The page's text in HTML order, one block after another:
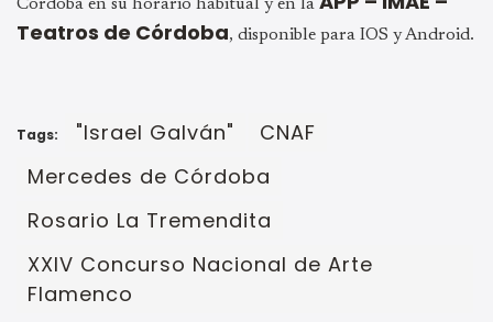
Córdoba en su horario habitual y en la
Teatros de Córdoba, disponible para IOS y Android.
Tags: "Israel Galván"
CNAF
Mercedes de Córdoba
Rosario La Tremendita
XXIV Concurso Nacional de Arte
Flamenco